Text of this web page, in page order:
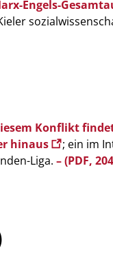
Engels-
Konflikt
hinaus
; ein im
Liga. – (PDF,